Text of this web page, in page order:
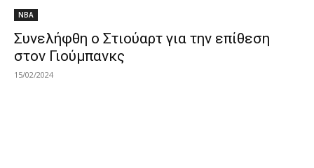
NBA
Συνελήφθη ο Στιούαρτ για την επίθεση
στον Γιούμπανκς
15/02/2024